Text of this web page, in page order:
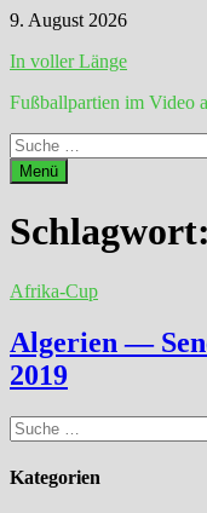
Zum
springen
9. August 2026
In voller Länge
Fußballpartien im Video
Suche
nach:
Menü
Schlagwort:
Afrika-Cup
Algerien —
2019
Suche
nach:
Kategorien